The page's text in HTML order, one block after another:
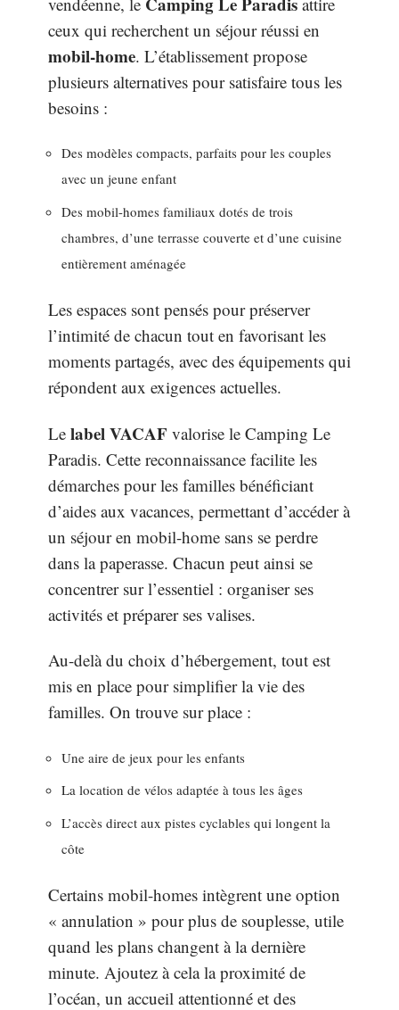
ceux qui recherchent un séjour réussi en
mobil-home. L’établissement propose
plusieurs alternatives pour satisfaire tous les
besoins :
Des modèles compacts, parfaits pour les couples
avec un jeune enfant
Des mobil-homes familiaux dotés de trois
chambres, d’une terrasse couverte et d’une cuisine
entièrement aménagée
Les espaces sont pensés pour préserver
l’intimité de chacun tout en favorisant les
moments partagés, avec des équipements qui
répondent aux exigences actuelles.
Le label VACAF valorise le Camping Le
Paradis. Cette reconnaissance facilite les
démarches pour les familles bénéficiant
d’aides aux vacances, permettant d’accéder à
un séjour en mobil-home sans se perdre
dans la paperasse. Chacun peut ainsi se
concentrer sur l’essentiel : organiser ses
activités et préparer ses valises.
Au-delà du choix d’hébergement, tout est
mis en place pour simplifier la vie des
familles. On trouve sur place :
Une aire de jeux pour les enfants
La location de vélos adaptée à tous les âges
L’accès direct aux pistes cyclables qui longent la
côte
Certains mobil-homes intègrent une option
« annulation » pour plus de souplesse, utile
quand les plans changent à la dernière
minute. Ajoutez à cela la proximité de
l’océan, un accueil attentionné et des